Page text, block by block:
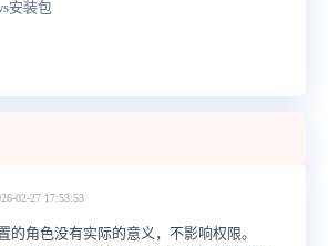
安装包
02-27 17:53:53
的角色没有实际的意义，不影响权限。